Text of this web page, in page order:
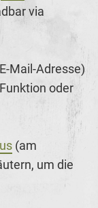
via
Mail-Adresse)
oder
(am
um die